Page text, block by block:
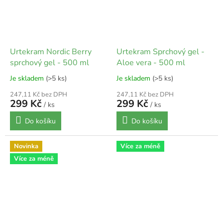
Urtekram Nordic Berry
sprchový gel - 500 ml
Je skladem (>5 ks)
247,11 Kč bez DPH
299 Kč / ks
Do košíku
Urtekram Sprchový gel -
Aloe vera - 500 ml
Je skladem (>5 ks)
247,11 Kč bez DPH
299 Kč / ks
Do košíku
Novinka
Více za méně
Více za méně